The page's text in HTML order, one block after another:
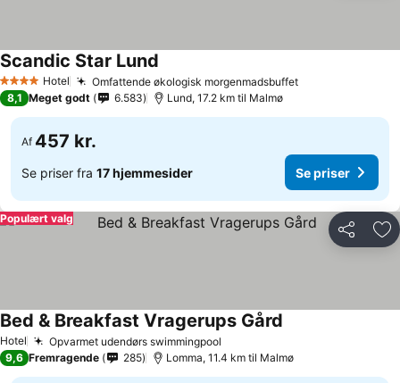
4 StjernerHotel Omfattende økologisk morgenmadsbuffetSe priser
Scandic Star Lund
8,1 Meget godt 6.583 Lund, 17.2 km til Malmø
Af 457 kr.
Se priser fra 17 hjemmesider Se priser
Del
Populært valg
Hotel Opvarmet udendørs swimmingpool
Bed & Breakfast Vragerups Gård
9,6 Fremragende 285 Lomma, 11.4 km til Malmø